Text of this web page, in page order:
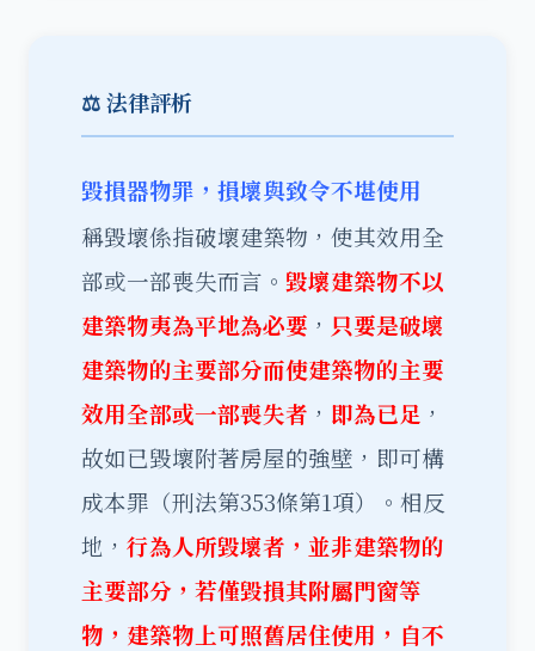
⚖️ 法律評析
毀損器物罪，損壞與致令不堪使用
稱毀壞係指破壞建築物，使其效用全
部或一部喪失而言。 毀壞建築物不以
建築物夷為平地為必要 ， 只要是破壞
建築物的主要部分而使建築物的主要
效用全部或一部喪失者 ， 即為已足 ，
故如已毀壞附著房屋的強壁，即可構
成本罪（刑法第353條第1項）。相反
地， 行為人所毀壞者，並非建築物的
主要部分，若僅毀損其附屬門窗等
物，建築物上可照舊居住使用，自不